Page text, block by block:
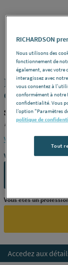
RACCORD
cannelé à
STANDARD
Dimensions16
Voir la description
Vous avez un projet ?
Vous êtes un
Accedez aux
RICHARDSON
Nous utilisons des
fonctionnement de
également, avec votre
interagissez avec
vous consentez à
conformément à
confidentialité. Vous
l’option "Paramètres
politique de
Tout